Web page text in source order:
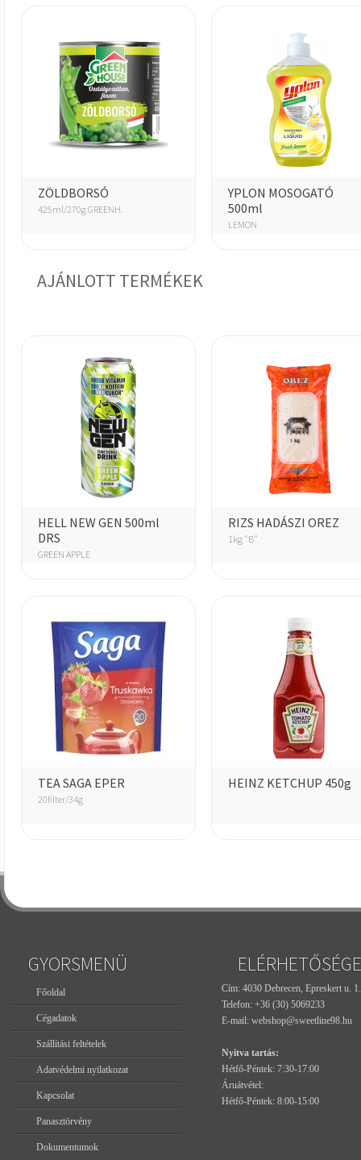
ZÖLDBORSÓ
425ml/270g GREENH.
YPLON MOSOGATÓ
500ml
LEMON
AJÁNLOTT TERMÉKEK
HELL NEW GEN 500ml
DRS
GREEN APPLE
RIZS HADÁSZI OREZ
1kg "B"
TEA SAGA EPER
20filter/34g
HEINZ KETCHUP 450g
GYORSMENÜ
Főoldal
Cégadatok
Szállítási feltételek
Adatvédelmi nyilatkozat
Kapcsolat
Panasztörvény
Dokumentumok
Cím: 4030 Debrecen, Epreskert u. 1.
Telefon: +36 (30) 5069233
E-mail: webshop@sweetline98.hu
Nyitva tartás:
Hétfő-Péntek: 7:30-17:00
Áruátvétel:
Hétfő-Péntek: 8:00-15:00